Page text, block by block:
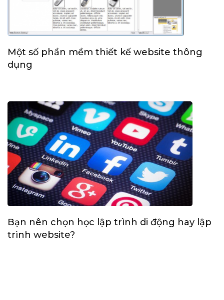
Một số phần mềm thiết kế website thông
dụng
Bạn nên chọn học lập trình di động hay lập
trình website?